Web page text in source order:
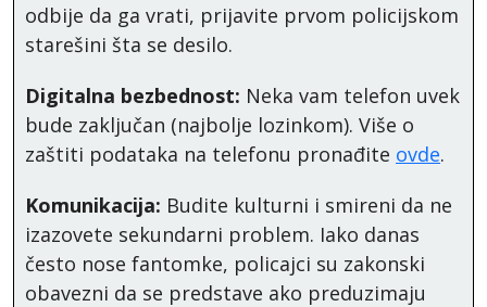
odbije da ga vrati, prijavite prvom policijskom
starešini šta se desilo.
Digitalna bezbednost: Neka vam telefon uvek
bude zaključan (najbolje lozinkom). Više o
zaštiti podataka na telefonu pronađite ovde.
Komunikacija: Budite kulturni i smireni da ne
izazovete sekundarni problem. Iako danas
često nose fantomke, policajci su zakonski
obavezni da se predstave ako preduzimaju